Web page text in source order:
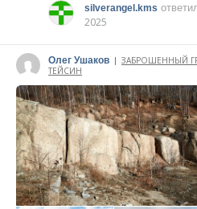
silverangel.kms
2025
Олег Ушаков | ЗАБРОШЕННЫЙ
ТЕЙСИН